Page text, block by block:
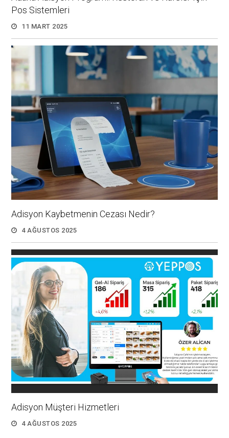
Pos Sistemleri
11 MART 2025
Adisyon Kaybetmenin Cezası Nedir?
4 AĞUSTOS 2025
Adisyon Müşteri Hizmetleri
4 AĞUSTOS 2025